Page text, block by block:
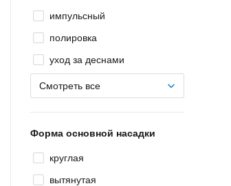
импульсный
полировка
уход за деснами
Смотреть все
Форма основной насадки
круглая
вытянутая